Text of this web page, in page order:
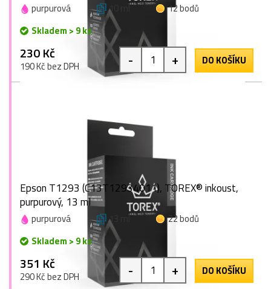
purpurová 10 ml
12 bodů
Skladem > 9 ks
230 Kč
190 Kč bez DPH - + DO KOŠÍKU
Epson T1293 (C13T12934011), TOREX® inkoust,
purpurový, 13 ml
purpurová 13 ml
22 bodů
Skladem > 9 ks
351 Kč
290 Kč bez DPH - + DO KOŠÍKU